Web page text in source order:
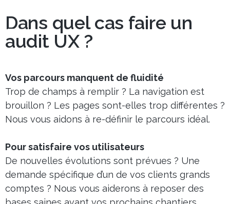
friendly
Dans quel cas faire un
audit UX ?
Vos parcours manquent de fluidité
Trop de champs à remplir ? La navigation est
brouillon ? Les pages sont-elles trop différentes ?
Nous vous aidons à re-définir le parcours idéal.
Pour satisfaire vos utilisateurs
De nouvelles évolutions sont prévues ? Une
demande spécifique d’un de vos clients grands
comptes ? Nous vous aiderons à reposer des